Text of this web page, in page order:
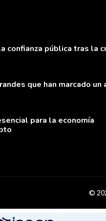
confianza pública tras la
que han marcado un
para la economía
©